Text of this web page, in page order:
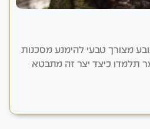
מצורך טבעי להימנע מסכנות
תלמדו כיצד יצר זה מתבטא